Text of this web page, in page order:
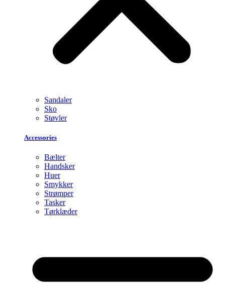
Sandaler
Sko
Støvler
Accessories
Bælter
Handsker
Huer
Smykker
Strømper
Tasker
Tørklæder